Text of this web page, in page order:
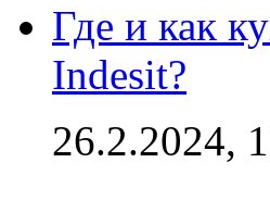
Где и как
Indesit?
26.2.2024,